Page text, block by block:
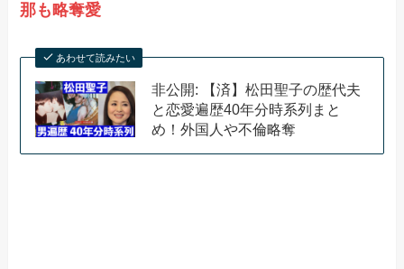
那も略奪愛
あわせて読みたい
非公開: 【済】松田聖子の歴代夫
と恋愛遍歴40年分時系列まと
め！外国人や不倫略奪